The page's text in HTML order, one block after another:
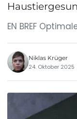
EN BREF
Niklas Krüger
24. Oktober 2025